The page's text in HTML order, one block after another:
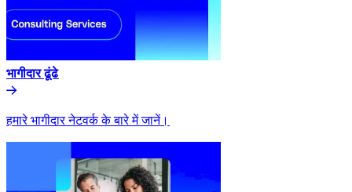
भागीदार ढूंढे​​
हमारे भागीदार नेटवर्क के बारे में जानें।​​